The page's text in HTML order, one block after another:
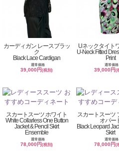
カーディガン レースブラッ
ク
Black Lace Cardigan
通常価格
39,000円(税別)
Uネックタイト
U-Neck Fitted
Print
通常価格
39,000円(
スカートスーツ ホワイト
White Collarless One Button
Jacket & Pencil Skirt
Ensemble
通常価格
78,000円(税別)
スカートスーツ
オパー
Black Leopard
Skirt
通常価格
78,000円(